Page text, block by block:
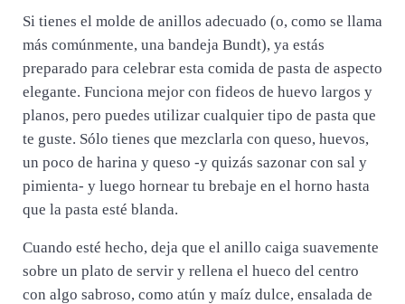
Si tienes el molde de anillos adecuado (o, como se llama
más comúnmente, una bandeja Bundt), ya estás
preparado para celebrar esta comida de pasta de aspecto
elegante. Funciona mejor con fideos de huevo largos y
planos, pero puedes utilizar cualquier tipo de pasta que
te guste. Sólo tienes que mezclarla con queso, huevos,
un poco de harina y queso -y quizás sazonar con sal y
pimienta- y luego hornear tu brebaje en el horno hasta
que la pasta esté blanda.
Cuando esté hecho, deja que el anillo caiga suavemente
sobre un plato de servir y rellena el hueco del centro
con algo sabroso, como atún y maíz dulce, ensalada de